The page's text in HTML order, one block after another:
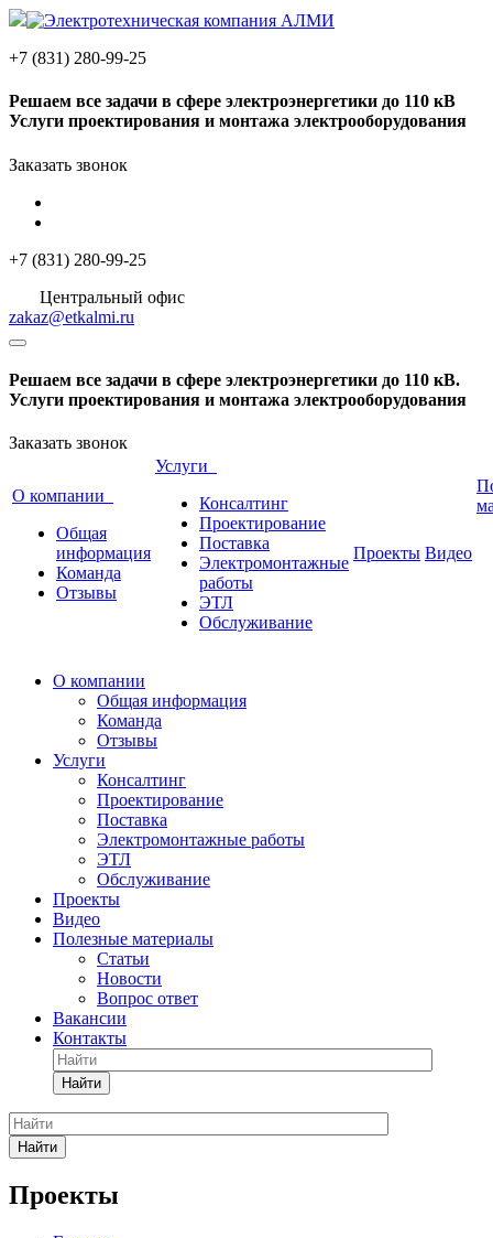
+7 (831) 280-99-25
Решаем все задачи в сфере электроэнергетики до 110 кВ
Услуги проектирования и монтажа электрооборудования
Заказать звонок
+7 (831) 280-99-25
Центральный офис
zakaz@etkalmi.ru
Решаем все задачи в сфере электроэнергетики до 110 кВ.
Услуги проектирования и монтажа электрооборудования
Заказать звонок
О компании
Общая
информация
Команда
Отзывы
Услуги
Консалтинг
Проектирование
Поставка
Электромонтажные
работы
ЭТЛ
Обслуживание
Проекты Видео
О компании
Общая информация
Команда
Отзывы
Услуги
Консалтинг
Проектирование
Поставка
Электромонтажные работы
ЭТЛ
Обслуживание
Проекты
Видео
Полезные материалы
Статьи
Новости
Вопрос ответ
Вакансии
Контакты
Найти
Найти
Проекты